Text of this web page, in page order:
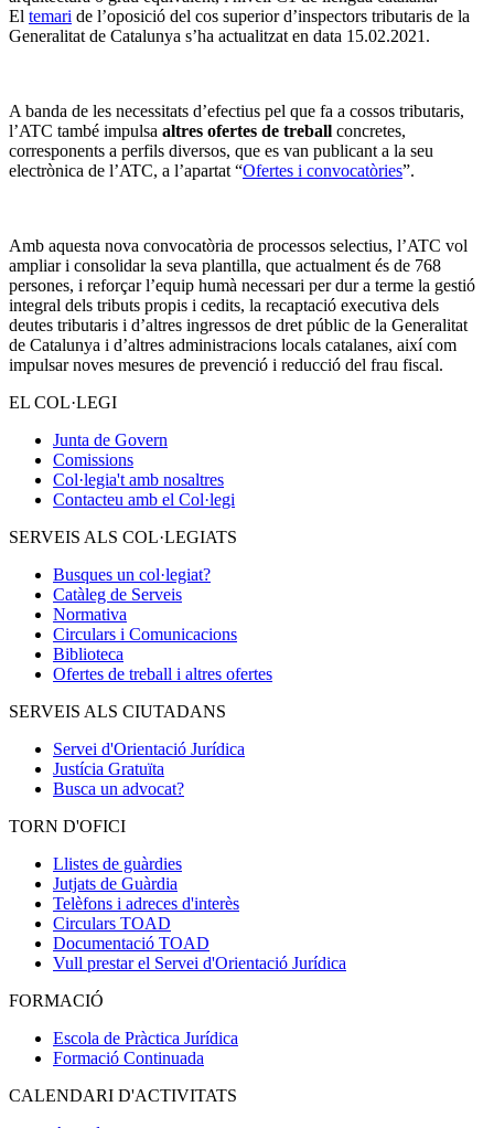
El temari de l’oposició del cos superior d’inspectors tributaris de la
Generalitat de Catalunya s’ha actualitzat en data 15.02.2021.
A banda de les necessitats d’efectius pel que fa a cossos tributaris,
l’ATC també impulsa altres ofertes de treball concretes,
corresponents a perfils diversos, que es van publicant a la seu
electrònica de l’ATC, a l’apartat “Ofertes i convocatòries”.
Amb aquesta nova convocatòria de processos selectius, l’ATC vol
ampliar i consolidar la seva plantilla, que actualment és de 768
persones, i reforçar l’equip humà necessari per dur a terme la gestió
integral dels tributs propis i cedits, la recaptació executiva dels
deutes tributaris i d’altres ingressos de dret públic de la Generalitat
de Catalunya i d’altres administracions locals catalanes, així com
impulsar noves mesures de prevenció i reducció del frau fiscal.
EL COL·LEGI
Junta de Govern
Comissions
Col·legia't amb nosaltres
Contacteu amb el Col·legi
SERVEIS ALS COL·LEGIATS
Busques un col·legiat?
Catàleg de Serveis
Normativa
Circulars i Comunicacions
Biblioteca
Ofertes de treball i altres ofertes
SERVEIS ALS CIUTADANS
Servei d'Orientació Jurídica
Justícia Gratuïta
Busca un advocat?
TORN D'OFICI
Llistes de guàrdies
Jutjats de Guàrdia
Telèfons i adreces d'interès
Circulars TOAD
Documentació TOAD
Vull prestar el Servei d'Orientació Jurídica
FORMACIÓ
Escola de Pràctica Jurídica
Formació Continuada
CALENDARI D'ACTIVITATS